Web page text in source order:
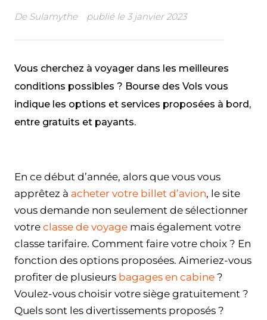
De Sulamythe publié le3 janvier 2023
Vous cherchez à voyager dans les meilleures
conditions possibles ? Bourse des Vols vous
indique les options et services proposées à bord,
entre gratuits et payants.
En ce début d’année, alors que vous vous
apprêtez à acheter votre billet d’avion, le site
vous demande non seulement de sélectionner
votre classe de voyage mais également votre
classe tarifaire. Comment faire votre choix ? En
fonction des options proposées. Aimeriez-vous
profiter de plusieurs bagages en cabine ?
Voulez-vous choisir votre siège gratuitement ?
Quels sont les divertissements proposés ?